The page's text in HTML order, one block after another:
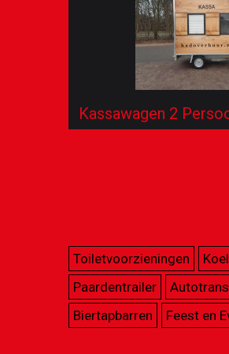
Kassawagen 2
Toiletvoorzieningen
Paardentrailer
Biertapbarren
Feest en